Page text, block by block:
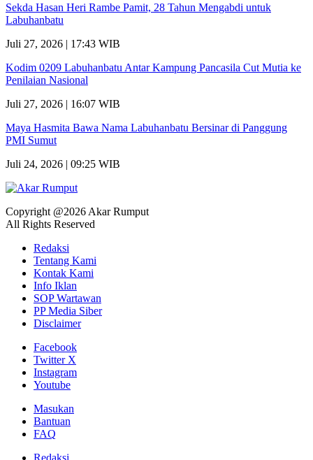
Sekda Hasan Heri Rambe Pamit, 28 Tahun Mengabdi untuk
Labuhanbatu
Juli 27, 2026 | 17:43 WIB
Kodim 0209 Labuhanbatu Antar Kampung Pancasila Cut Mutia ke
Penilaian Nasional
Juli 27, 2026 | 16:07 WIB
Maya Hasmita Bawa Nama Labuhanbatu Bersinar di Panggung
PMI Sumut
Juli 24, 2026 | 09:25 WIB
Copyright @2026 Akar Rumput
All Rights Reserved
Redaksi
Tentang Kami
Kontak Kami
Info Iklan
SOP Wartawan
PP Media Siber
Disclaimer
Facebook
Twitter X
Instagram
Youtube
Masukan
Bantuan
FAQ
Redaksi